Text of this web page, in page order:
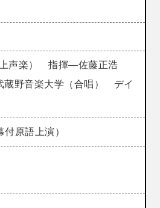
声楽） 指揮―佐藤正浩
野音楽大学（合唱） デイ
原語上演）